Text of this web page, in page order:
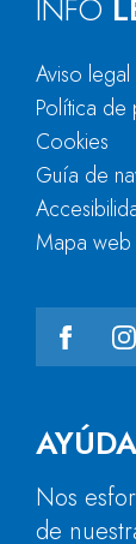
Nos
de
INFO
Aviso legal
Política de
Cookies
Guía de
Mapa web